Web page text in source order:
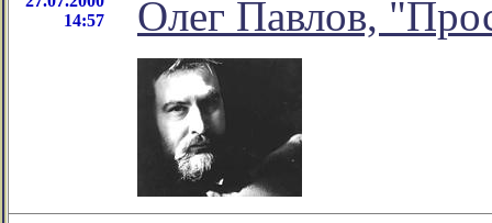
14:57
Олег Павлов,